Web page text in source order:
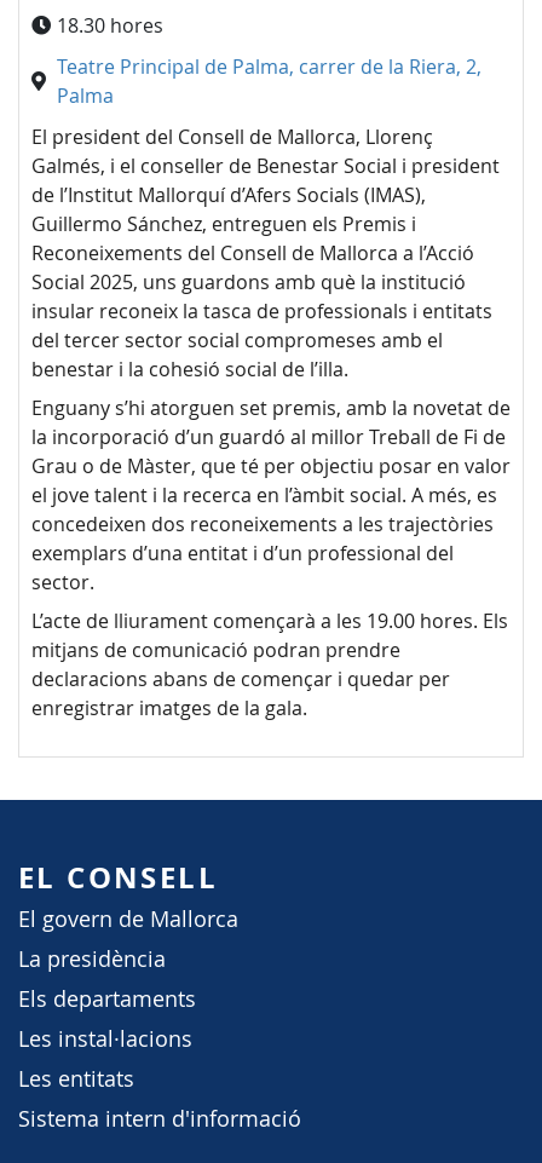
18.30 hores
Teatre Principal de Palma, carrer de la Riera, 2,
Palma
El president del Consell de Mallorca, Llorenç
Galmés, i el conseller de Benestar Social i president
de l’Institut Mallorquí d’Afers Socials (IMAS),
Guillermo Sánchez, entreguen els Premis i
Reconeixements del Consell de Mallorca a l’Acció
Social 2025, uns guardons amb què la institució
insular reconeix la tasca de professionals i entitats
del tercer sector social compromeses amb el
benestar i la cohesió social de l’illa.
Enguany s’hi atorguen set premis, amb la novetat de
la incorporació d’un guardó al millor Treball de Fi de
Grau o de Màster, que té per objectiu posar en valor
el jove talent i la recerca en l’àmbit social. A més, es
concedeixen dos reconeixements a les trajectòries
exemplars d’una entitat i d’un professional del
sector.
L’acte de lliurament començarà a les 19.00 hores. Els
mitjans de comunicació podran prendre
declaracions abans de començar i quedar per
enregistrar imatges de la gala.
EL CONSELL
El govern de Mallorca
La presidència
Els departaments
Les instal·lacions
Les entitats
Sistema intern d'informació